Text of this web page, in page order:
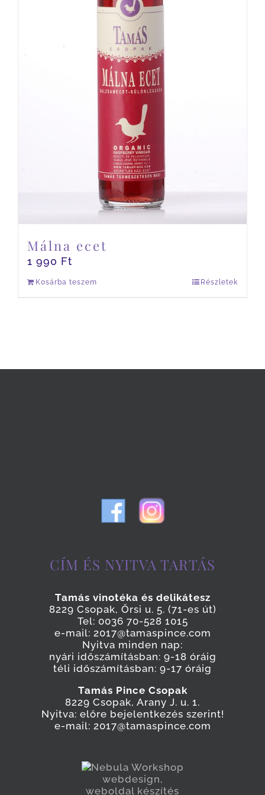
Málna ecet
1 990 Ft
Kosárba teszem Részletek
CÍM ÉS NYITVA TARTÁS
Tamás vinotéka és delikátesz
8229 Csopak, Őrsi u. 5. (71-es út)
Tel: 0036 70-528 1015
e-mail: 2017@tamaspince.com
Nyitva minden nap:
nyári időszámításban: 9-18 óráig
téli időszámításban: 9-17 óráig
Tamás Pince Csopak
8229 Csopak, Arany J. u. 1.
Nyitva: előre bejelentkezés szerint!
e-mail: 2017@tamaspince.com